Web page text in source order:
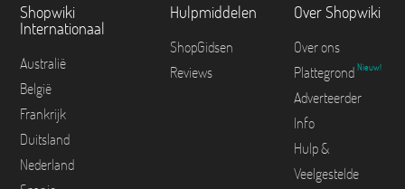
Shopwiki
Internationaal
Australië
België
Frankrijk
Duitsland
Nederland
Hulpmiddelen
ShopGidsen
Reviews
Over Shopwiki
Over ons
Plattegrond Nieuw!
Adverteerder
Info
Hulp &
Veelgestelde